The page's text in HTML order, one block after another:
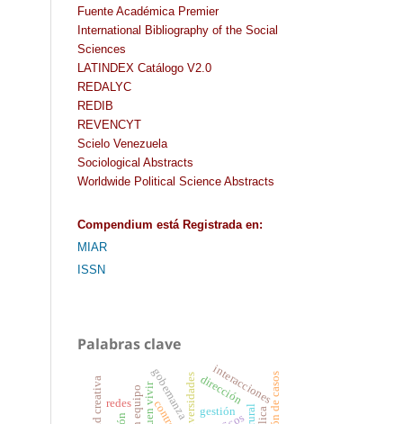
Fuente Académica Premier
International Bibliography of the Social
Sciences
LATINDEX Catálogo V2.0
REDALYC
REDIB
REVENCYT
Scielo Venezuela
Sociological Abstracts
Worldwide Political Science Abstracts
Compendium está Registrada en:
MIAR
ISSN
Palabras clave
universidades
buen vivir gestión
dirección
control
gobernanza
redes interacciones